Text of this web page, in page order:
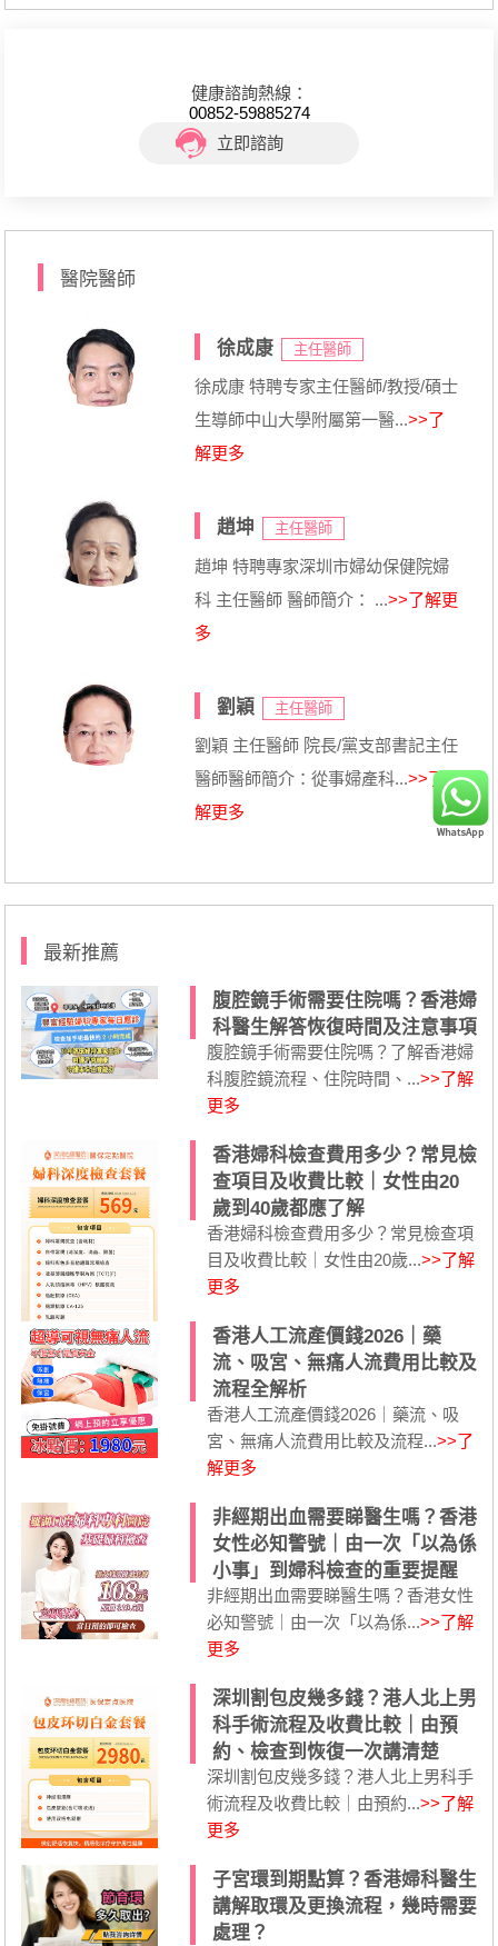
健康諮詢熱線：
00852-59885274
立即諮詢
醫院醫師
徐成康 主任醫師
徐成康 特聘专家主任醫師/教授/碩士
生導師中山大學附屬第一醫...>>了
解更多
趙坤 主任醫師
趙坤 特聘專家深圳市婦幼保健院婦
科 主任醫師 醫師簡介： ...>>了解更
多
劉穎 主任醫師
劉穎 主任醫師 院長/黨支部書記主任
醫師醫師簡介：從事婦產科...>>了
解更多
最新推薦
腹腔鏡手術需要住院嗎？香港婦
科醫生解答恢復時間及注意事項
腹腔鏡手術需要住院嗎？了解香港婦
科腹腔鏡流程、住院時間、...>>了解
更多
香港婦科檢查費用多少？常見檢
查項目及收費比較｜女性由20
歲到40歲都應了解
香港婦科檢查費用多少？常見檢查項
目及收費比較｜女性由20歲...>>了解
更多
香港人工流產價錢2026｜藥
流、吸宮、無痛人流費用比較及
流程全解析
香港人工流產價錢2026｜藥流、吸
宮、無痛人流費用比較及流程...>>了
解更多
非經期出血需要睇醫生嗎？香港
女性必知警號｜由一次「以為係
小事」到婦科檢查的重要提醒
非經期出血需要睇醫生嗎？香港女性
必知警號｜由一次「以為係...>>了解
更多
深圳割包皮幾多錢？港人北上男
科手術流程及收費比較｜由預
約、檢查到恢復一次講清楚
深圳割包皮幾多錢？港人北上男科手
術流程及收費比較｜由預約...>>了解
更多
子宮環到期點算？香港婦科醫生
講解取環及更換流程，幾時需要
處理？